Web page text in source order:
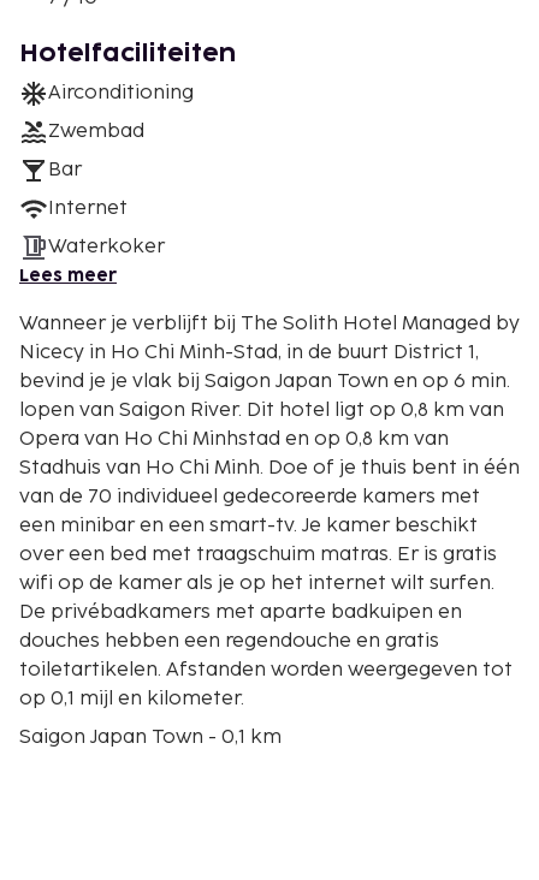
Hotelfaciliteiten
Airconditioning
Zwembad
Bar
Internet
Waterkoker
Lees meer
Wanneer je verblijft bij The Solith Hotel Managed by
Nicecy in Ho Chi Minh-Stad, in de buurt District 1,
bevind je je vlak bij Saigon Japan Town en op 6 min.
lopen van Saigon River. Dit hotel ligt op 0,8 km van
Opera van Ho Chi Minhstad en op 0,8 km van
Stadhuis van Ho Chi Minh. Doe of je thuis bent in één
van de 70 individueel gedecoreerde kamers met
een minibar en een smart-tv. Je kamer beschikt
over een bed met traagschuim matras. Er is gratis
wifi op de kamer als je op het internet wilt surfen.
De privébadkamers met aparte badkuipen en
douches hebben een regendouche en gratis
toiletartikelen. Afstanden worden weergegeven tot
op 0,1 mijl en kilometer.
Saigon Japan Town - 0,1 km